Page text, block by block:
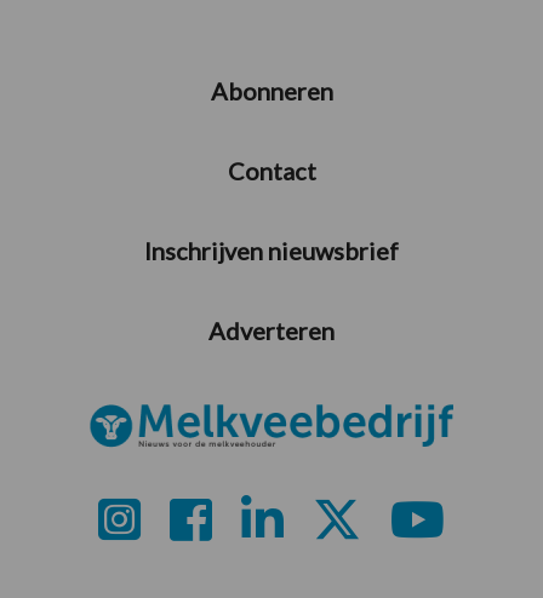
Abonneren
Contact
Inschrijven nieuwsbrief
Adverteren